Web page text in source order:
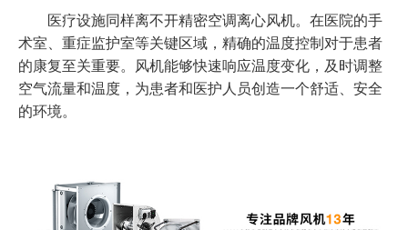
医疗设施同样离不开精密空调离心风机。在医院的手
术室、重症监护室等关键区域，精确的温度控制对于患者
的康复至关重要。风机能够快速响应温度变化，及时调整
空气流量和温度，为患者和医护人员创造一个舒适、安全
的环境。